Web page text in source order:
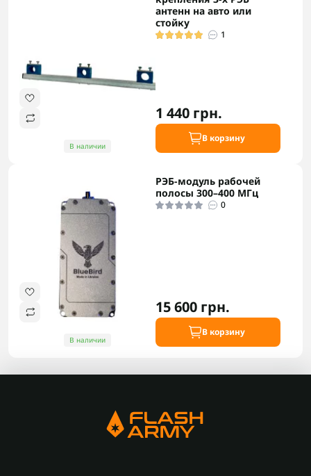
В наличии
антенн на авто или
стойку
1
1 440 грн.
В корзину
В наличии
РЭБ-модуль рабочей
полосы 300–400 МГц
0
15 600 грн.
В корзину